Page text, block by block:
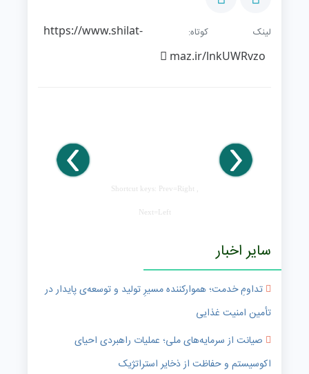
لینک کوتاه:https://www.shilat-
maz.ir/lnkUWRvzo
Shortcut keys: Prev=Right ,
Next=Left
سایر اخبار
تداومِ خدمت؛ هموارکننده مسیرِ تولید و توسعه‌ی پایدار در
تأمین امنیت غذایی
صیانت از سرمایه‌های ملی؛ عملیات راهبردی احیای
اکوسیستم و حفاظت از ذخایر استراتژیک